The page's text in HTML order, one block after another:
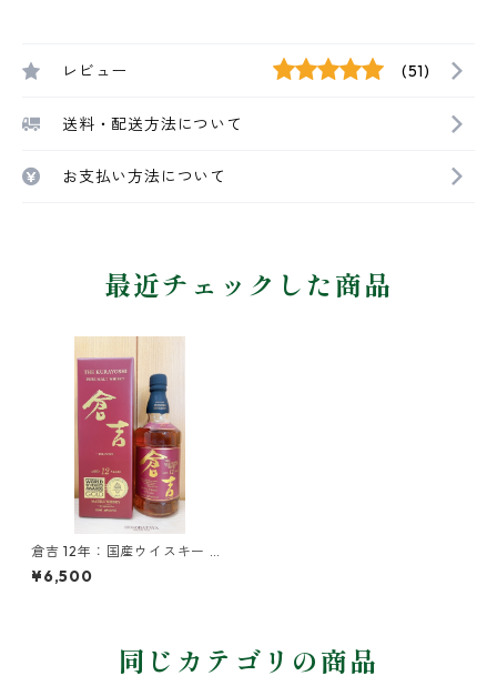
レビュー (51)
送料・配送方法について
お支払い方法について
最近チェックした商品
倉吉 12年：国産ウイスキー マ
ツイ ピュアモルト ウイスキー
¥6,500
同じカテゴリの商品